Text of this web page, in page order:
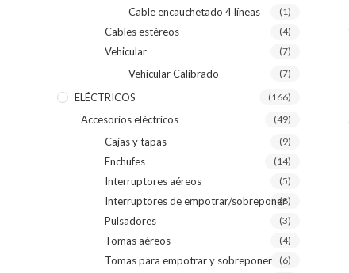
Cable encauchetado 4 líneas (1)
Cables estéreos (4)
Vehicular (7)
Vehicular Calibrado (7)
ELÉCTRICOS (166)
Accesorios eléctricos (49)
Cajas y tapas (9)
Enchufes (14)
Interruptores aéreos (5)
Interruptores de empotrar/sobreponer(8)
Pulsadores (3)
Tomas aéreos (4)
Tomas para empotrar y sobreponer (6)